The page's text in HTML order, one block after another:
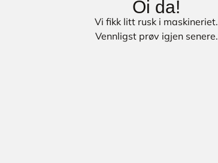
Oi da!
Vi fikk litt rusk i maskineriet.
Vennligst prøv igjen senere.